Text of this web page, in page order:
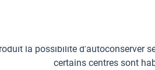
la possibilité d’autoconserver
certains centres sont